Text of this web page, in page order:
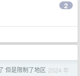
2
但是限制了地区 2024 年